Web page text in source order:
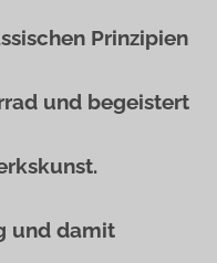
Prinzipien
und begeistert
und damit